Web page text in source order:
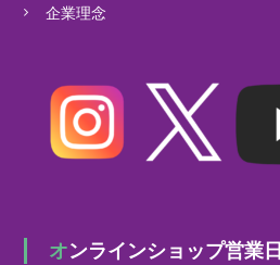
企業理念
オンラインショップ営業日